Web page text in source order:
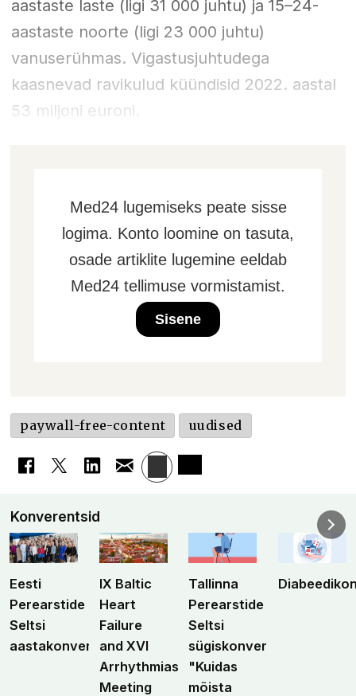
aastaste laste (ligi 31 000 juhtu) ja 15–24-
aastaste noorte (ligi 23 000 juhtu)
vanuserühmas. Vigastusjuhtudega
kaasnevad ravikulud küündisid 2022. aastal
53 miljoni euroni.
Med24 lugemiseks peate sisse
logima. Konto loomine on tasuta,
osade artiklite lugemine eeldab
Med24 tellimuse vormistamist.
Sisene
paywall-free-content uudised
Konverentsid
Eesti
Perearstide
Seltsi
aastakonverents
IX Baltic
Heart
Failure
and XVI
Arrhythmias
Meeting
Tallinna
Perearstide
Seltsi
sügiskonverents
"Kuidas
mõista